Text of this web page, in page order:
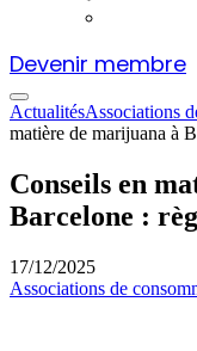
Devenir membre
ActualitésAssociations
matière de marijuana à
Conseils en
Barcelone :
17/12/2025
Associations de